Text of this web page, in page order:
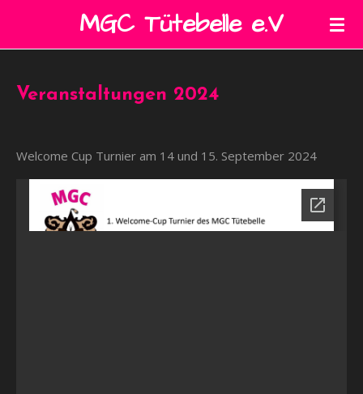
MGC Tütebelle e.V
Veranstaltungen 2024
Welcome Cup Turnier am 14 und 15. September 2024